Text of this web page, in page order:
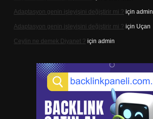
Adaptasyon genin işleyişini değiştirir mi ? için admin
Adaptasyon genin işleyişini değiştirir mi ? için Uçan
Ceylin ne demek Diyanet ? için admin